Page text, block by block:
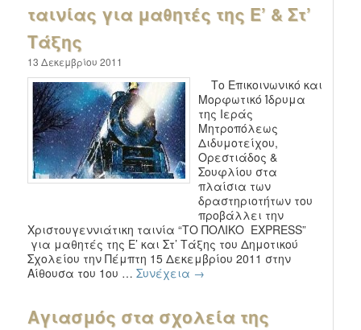
ταινίας για μαθητές της Ε’ & Στ’
Τάξης
13 Δεκεμβρίου 2011
Το Επικοινωνικό και
Μορφωτικό Ίδρυμα
της Ιεράς
Μητροπόλεως
Διδυμοτείχου,
Ορεστιάδος &
Σουφλίου στα
πλαίσια των
δραστηριοτήτων του
προβάλλει την
Χριστουγεννιάτικη ταινία “ΤΟ ΠΟΛΙΚΟ EXPRESS”
για μαθητές της Ε’ και Στ’ Τάξης του Δημοτικού
Σχολείου την Πέμπτη 15 Δεκεμβρίου 2011 στην
Αίθουσα του 1ου …Συνέχεια →
Αγιασμός στα σχολεία της